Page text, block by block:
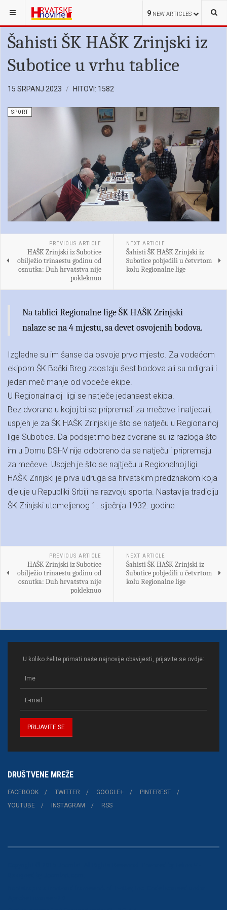
9 NEW ARTICLES
NALAZITE SE OVDJE: SPORT
Šahisti ŠK HAŠK Zrinjski iz
Subotice u vrhu tablice
15 SRPANJ 2023 HITOVI: 1582
SPORT
PREVIOUS ARTICLE
HAŠK Zrinjski iz Subotice
obilježio trinaestu godinu od
osnutka: Duh hrvatstva nije
pokleknuo
NEXT ARTICLE
Šahisti ŠK HAŠK Zrinjski iz
Subotice pobjedili u četvrtom
kolu Regionalne lige
Na tablici Regionalne lige ŠK HAŠK Zrinjski
nalaze se na 4 mjestu, sa devet osvojenih bodova.
Izgledne su im šanse da osvoje prvo mjesto. Za vodećom
ekipom ŠK Bački Breg zaostaju šest bodova ali su odigrali i
jedan meč manje od vodeće ekipe.
U Regionalnaloj ligi se natječe jedanaest ekipa.
Bez dvorane u kojoj bi se pripremali za mečeve i natjecali,
uspjeh je za ŠK HAŠK Zrinjski je što se natječu u Regionalnoj
lige Subotica. Da podsjetimo bez dvorane su iz razloga što
im u Domu DSHV nije odobreno da se natječu i pripremaju
za mečeve. Uspjeh je što se najtječu u Regionalnoj ligi.
HAŠK Zrinjski je prva udruga sa hrvatskim predznakom koja
djeluje u Republiki Srbiji na razvoju sporta. Nastavlja tradiciju
ŠK Zrinjski utemeljenog 1. siječnja 1932. godine
PREVIOUS ARTICLE
HAŠK Zrinjski iz Subotice
obilježio trinaestu godinu od
osnutka: Duh hrvatstva nije
pokleknuo
NEXT ARTICLE
Šahisti ŠK HAŠK Zrinjski iz
Subotice pobjedili u četvrtom
kolu Regionalne lige
U koliko želite primati naše najnovije obavijesti, prijavite se ovdje:
DRUŠTVENE MREŽE
FACEBOOK TWITTER GOOGLE+
PINTEREST
YOUTUBE
INSTAGRAM RSS